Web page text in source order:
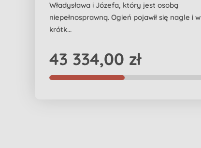
Władysława i Józefa, który jest osobą
niepełnosprawną. Ogień pojawił się nagle i w
krótk...
43 334,00 zł